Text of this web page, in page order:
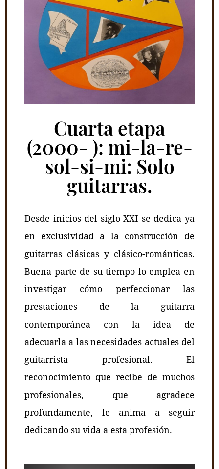
Cuarta etapa
(2000- ): mi-la-re-
sol-si-mi: Solo
guitarras.
Desde inicios del siglo XXI se dedica ya
en exclusividad a la construcción de
guitarras clásicas y clásico-románticas.
Buena parte de su tiempo lo emplea en
investigar cómo perfeccionar las
prestaciones de la guitarra
contemporánea con la idea de
adecuarla a las necesidades actuales del
guitarrista profesional. El
reconocimiento que recibe de muchos
profesionales, que agradece
profundamente, le anima a seguir
dedicando su vida a esta profesión.